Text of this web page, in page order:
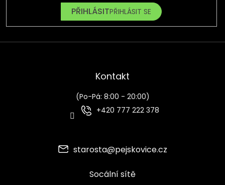
PŘIHLÁSIT SE
Kontakt
(Po-Pá: 8:00 - 20:00)
+420 777 222 378
starosta@pejskovice.cz
Socální sítě